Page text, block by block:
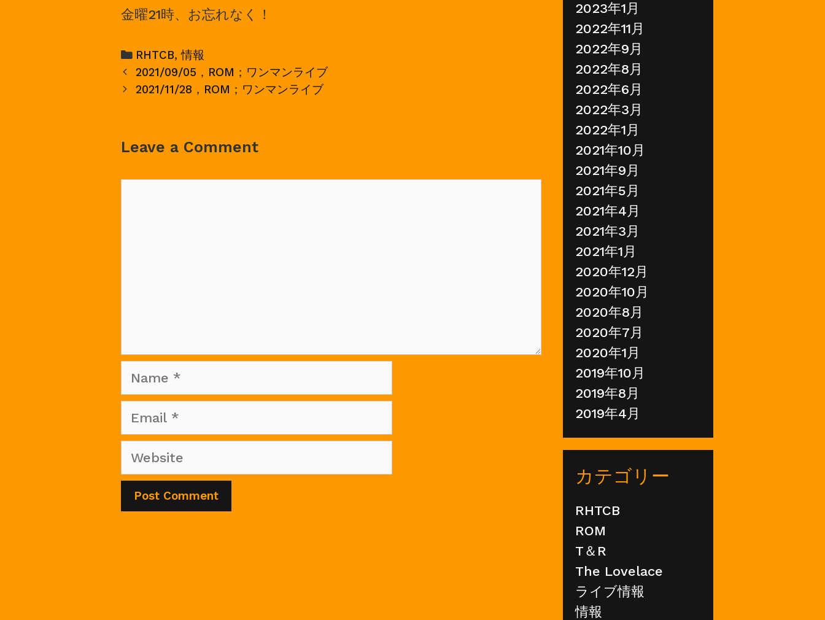
金曜21時、お忘れなく！
Categories
RHTCB,情報
Post
navigation
2021/09/05，ROM；ワンマンライブ
2021/11/28，ROM；ワンマンライブ
Leave a Comment
2023年1月
2022年11月
2022年9月
2022年8月
2022年6月
2022年3月
2022年1月
2021年10月
2021年9月
2021年5月
2021年4月
2021年3月
2021年1月
2020年12月
2020年10月
2020年8月
2020年7月
2020年1月
2019年10月
2019年8月
2019年4月
カテゴリー
RHTCB
ROM
T＆R
The Lovelace
ライブ情報
情報